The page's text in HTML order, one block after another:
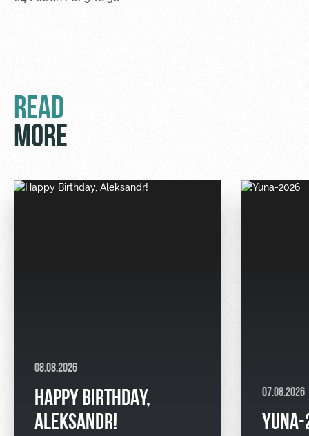
READ
MORE
08.08.2026
HAPPY BIRTHDAY,
ALEKSANDR!
07.08.2026